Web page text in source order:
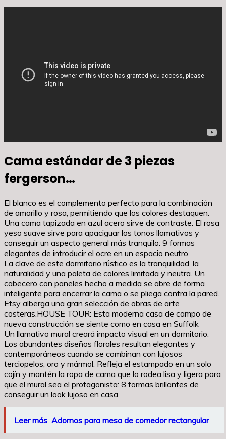
Cama estándar de 3 piezas
fergerson…
El blanco es el complemento perfecto para la combinación
de amarillo y rosa, permitiendo que los colores destaquen.
Una cama tapizada en azul acero sirve de contraste. El rosa
yeso suave sirve para apaciguar los tonos llamativos y
conseguir un aspecto general más tranquilo: 9 formas
elegantes de introducir el ocre en un espacio neutro
La clave de este dormitorio rústico es la tranquilidad, la
naturalidad y una paleta de colores limitada y neutra. Un
cabecero con paneles hecho a medida se abre de forma
inteligente para encerrar la cama o se pliega contra la pared.
Etsy alberga una gran selección de obras de arte
costeras.HOUSE TOUR: Esta moderna casa de campo de
nueva construcción se siente como en casa en Suffolk
Un llamativo mural creará impacto visual en un dormitorio.
Los abundantes diseños florales resultan elegantes y
contemporáneos cuando se combinan con lujosos
terciopelos, oro y mármol. Refleja el estampado en un solo
cojín y mantén la ropa de cama que lo rodea lisa y ligera para
que el mural sea el protagonista: 8 formas brillantes de
conseguir un look lujoso en casa
Leer más Adornos para mesa de comedor rectangular